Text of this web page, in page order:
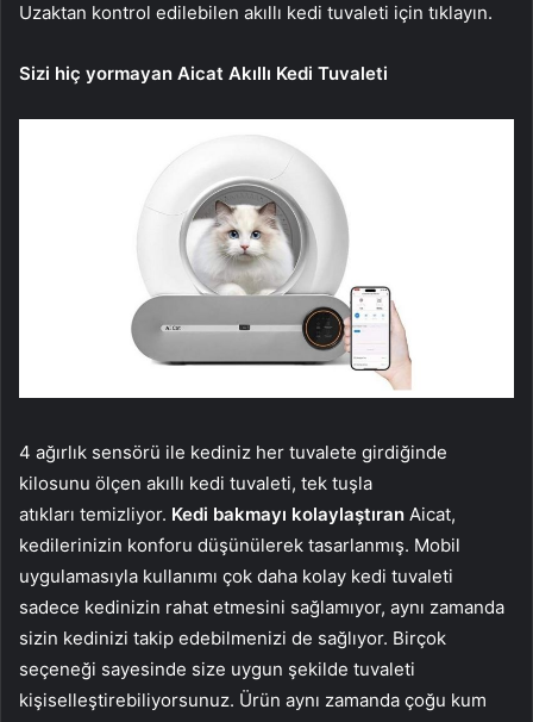
Uzaktan kontrol edilebilen akıllı kedi tuvaleti için tıklayın.
Sizi hiç yormayan Aicat Akıllı Kedi Tuvaleti
4 ağırlık sensörü ile kediniz her tuvalete girdiğinde
kilosunu ölçen akıllı kedi tuvaleti, tek tuşla
atıkları temizliyor. Kedi bakmayı kolaylaştıran Aicat,
kedilerinizin konforu düşünülerek tasarlanmış. Mobil
uygulamasıyla kullanımı çok daha kolay kedi tuvaleti
sadece kedinizin rahat etmesini sağlamıyor, aynı zamanda
sizin kedinizi takip edebilmenizi de sağlıyor. Birçok
seçeneği sayesinde size uygun şekilde tuvaleti
kişiselleştirebiliyorsunuz. Ürün aynı zamanda çoğu kum